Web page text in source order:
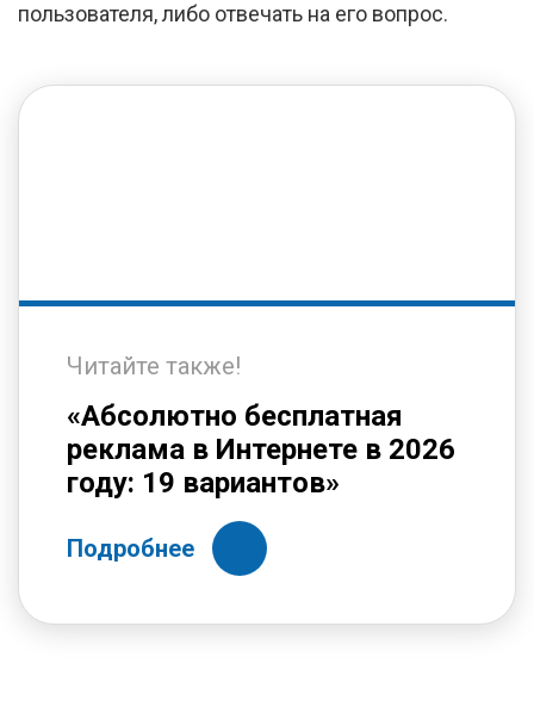
пользователя, либо отвечать на его вопрос.
Читайте также!
«Абсолютно бесплатная
реклама в Интернете в 2026
году: 19 вариантов»
Подробнее